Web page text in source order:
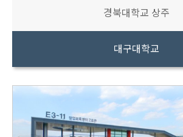
경북대학교 상주
대구대학교